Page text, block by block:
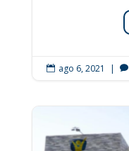
 ago 6, 2021 | 